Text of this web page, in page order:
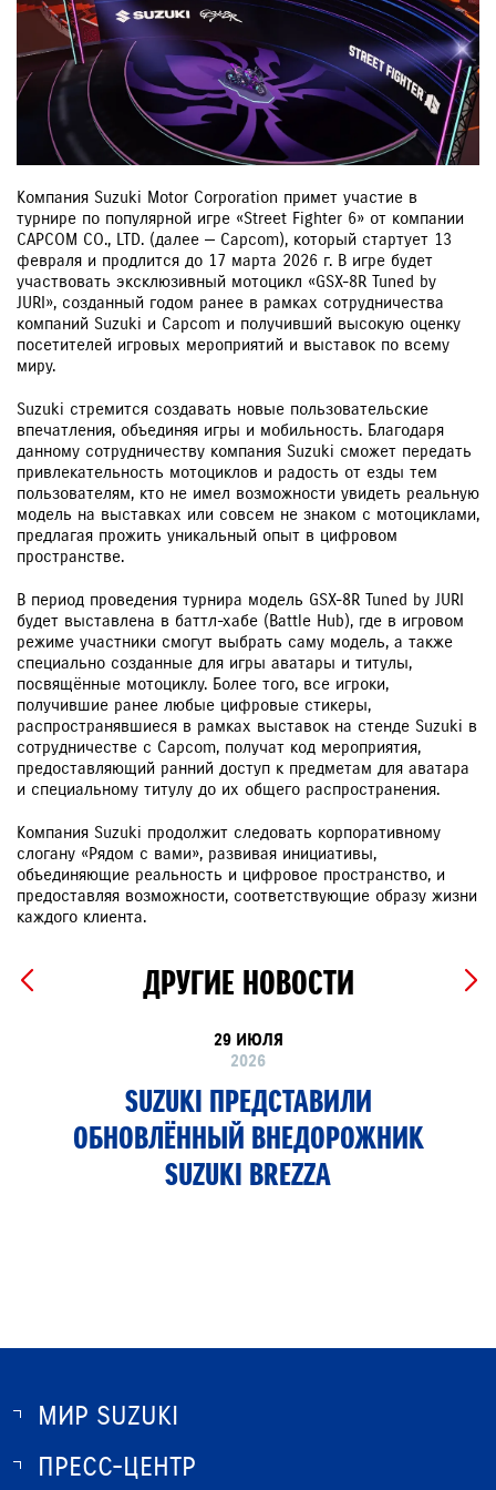
Компания Suzuki Motor Corporation примет участие в
турнире по популярной игре «Street Fighter 6» от компании
CAPCOM CO., LTD. (далее — Capcom), который стартует 13
февраля и продлится до 17 марта 2026 г. В игре будет
участвовать эксклюзивный мотоцикл «GSX-8R Tuned by
JURI», созданный годом ранее в рамках сотрудничества
компаний Suzuki и Capcom и получивший высокую оценку
посетителей игровых мероприятий и выставок по всему
миру.
Suzuki стремится создавать новые пользовательские
впечатления, объединяя игры и мобильность. Благодаря
данному сотрудничеству компания Suzuki сможет передать
привлекательность мотоциклов и радость от езды тем
пользователям, кто не имел возможности увидеть реальную
модель на выставках или совсем не знаком с мотоциклами,
предлагая прожить уникальный опыт в цифровом
пространстве.
В период проведения турнира модель GSX-8R Tuned by JURI
будет выставлена в баттл-хабе (Battle Hub), где в игровом
режиме участники смогут выбрать саму модель, а также
специально созданные для игры аватары и титулы,
посвящённые мотоциклу. Более того, все игроки,
получившие ранее любые цифровые стикеры,
распространявшиеся в рамках выставок на стенде Suzuki в
сотрудничестве с Capcom, получат код мероприятия,
предоставляющий ранний доступ к предметам для аватара
и специальному титулу до их общего распространения.
Компания Suzuki продолжит следовать корпоративному
слогану «Рядом с вами», развивая инициативы,
объединяющие реальность и цифровое пространство, и
предоставляя возможности, соответствующие образу жизни
каждого клиента.
ДРУГИЕ НОВОСТИ
29 ИЮЛЯ
2026
SUZUKI ПРЕДСТАВИЛИ
ОБНОВЛЁННЫЙ ВНЕДОРОЖНИК
SUZUKI BREZZA
МИР SUZUKI
О SUZUKI
ПРЕСС-ЦЕНТР